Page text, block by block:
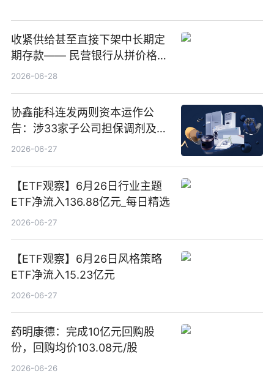
收紧供给甚至直接下架中长期定
期存款—— 民营银行从拼价格转
向拼服务
2026-06-28
协鑫能科连发两则资本运作公
告：涉33家子公司担保调剂及10
亿元产业基金设立
2026-06-27
【ETF观察】6月26日行业主题
ETF净流入136.88亿元_每日精选
2026-06-27
【ETF观察】6月26日风格策略
ETF净流入15.23亿元
2026-06-27
药明康德：完成10亿元回购股
份，回购均价103.08元/股
2026-06-26